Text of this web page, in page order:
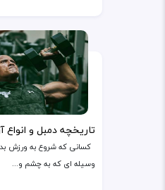
تاریخچه دمبل و انواع
کسانی که شروع به ورزش
وسیله ای که به چشم و...